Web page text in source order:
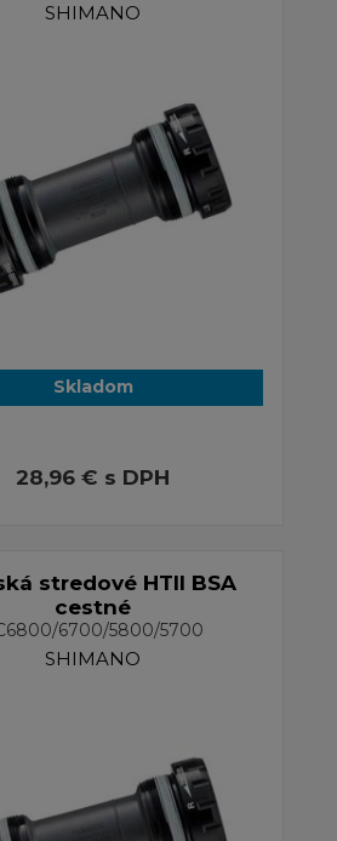
SHIMANO
Skladom
28,96 € s DPH
stredové HTII BSA
cestné
6700/5800/5700
SHIMANO